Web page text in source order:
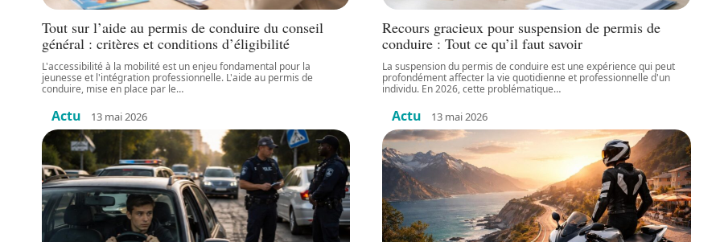
Tout sur l’aide au permis de conduire du conseil
général : critères et conditions d’éligibilité
L'accessibilité à la mobilité est un enjeu fondamental pour la
jeunesse et l'intégration professionnelle. L'aide au permis de
conduire, mise en place par le…
Actu 13 mai 2026
Recours gracieux pour suspension de permis de
conduire : Tout ce qu’il faut savoir
La suspension du permis de conduire est une expérience qui peut
profondément affecter la vie quotidienne et professionnelle d'un
individu. En 2026, cette problématique…
Actu 13 mai 2026